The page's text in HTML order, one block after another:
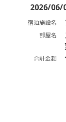
2026/06/
宿泊施設名
部屋名
合計金額